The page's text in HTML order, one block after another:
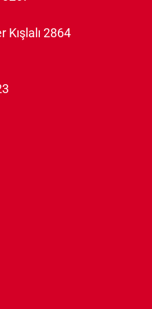
Kışlalı 2864